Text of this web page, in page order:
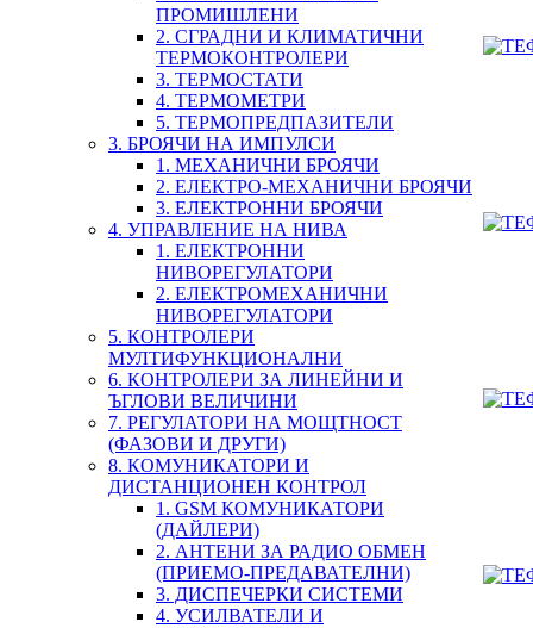
ПРОМИШЛЕНИ
2. СГРАДНИ И КЛИМАТИЧНИ
ТЕРМОКОНТРОЛЕРИ
3. ТЕРМОСТАТИ
4. ТЕРМОМЕТРИ
5. ТЕРМОПРЕДПАЗИТЕЛИ
3. БРОЯЧИ НА ИМПУЛСИ
1. МЕХАНИЧНИ БРОЯЧИ
2. ЕЛЕКТРО-МЕХАНИЧНИ БРОЯЧИ
3. ЕЛЕКТРОННИ БРОЯЧИ
4. УПРАВЛЕНИЕ НА НИВА
1. ЕЛЕКТРОННИ
НИВОРЕГУЛАТОРИ
2. ЕЛЕКТРОМЕХАНИЧНИ
НИВОРЕГУЛАТОРИ
5. КОНТРОЛЕРИ
МУЛТИФУНКЦИОНАЛНИ
6. КОНТРОЛЕРИ ЗА ЛИНЕЙНИ И
ЪГЛОВИ ВЕЛИЧИНИ
7. РЕГУЛАТОРИ НА МОЩТНОСТ
(ФАЗОВИ И ДРУГИ)
8. КОМУНИКАТОРИ И
ДИСТАНЦИОНЕН КОНТРОЛ
1. GSM КОМУНИКАТОРИ
(ДАЙЛЕРИ)
2. АНТЕНИ ЗА РАДИО ОБМЕН
(ПРИЕМО-ПРЕДАВАТЕЛНИ)
3. ДИСПЕЧЕРКИ СИСТЕМИ
4. УСИЛВАТЕЛИ И